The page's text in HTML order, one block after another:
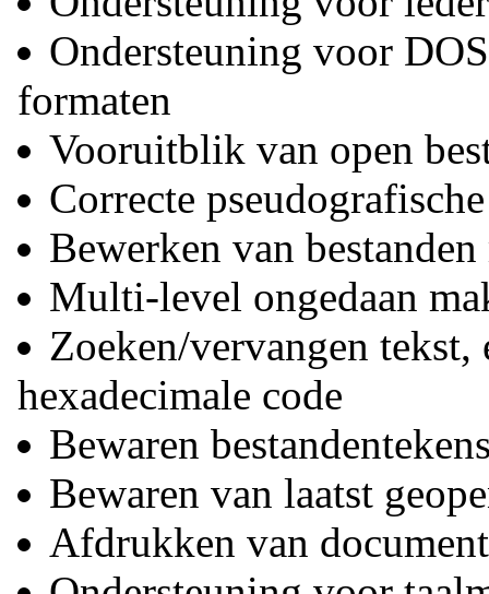
Ondersteuning voor
formaten
Vooruitblik van open
Correcte
Bewerken van
Multi-level ongedaan
Zoeken/vervangen tekst,
hexadecimale code
Bewaren
Bewaren van laatst
Afdrukken van document